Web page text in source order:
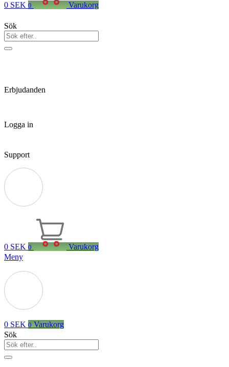
0 SEK 0 Varukorg
Sök
Erbjudanden
Logga in
Support
0 SEK 0
Varukorg
Meny
0 SEK 0 Varukorg
Sök